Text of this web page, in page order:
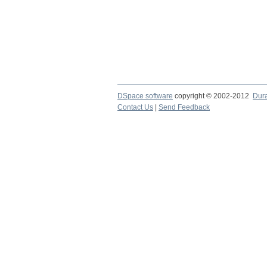
DSpace software copyright © 2002-2012
Contact Us
Send Feedback